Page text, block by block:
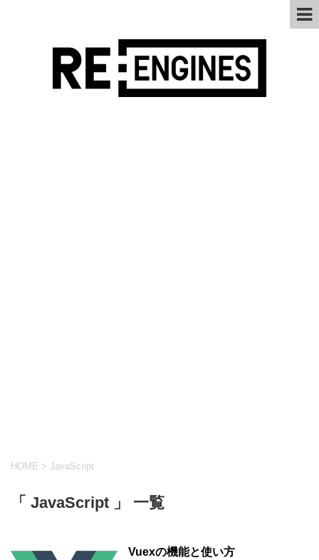
HOME > JavaScript
「 JavaScript 」 一覧
Vuexの機能と使い方